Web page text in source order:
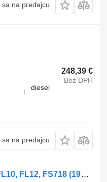
na predajcu
248,39 €
Bez DPH
diesel
na predajcu
Náboja Volvo FL (01.00-) 9753340245 na ťahača Volvo FL, FL6, FL7, FL10, FL12, FS718 (1985-2005)